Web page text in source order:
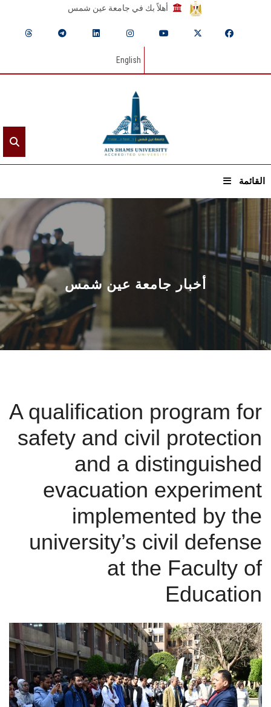
أهلاً بك في جامعة عين شمس
English
القائمة
الرئيسيـة
عن الجامعة
القطاعـات
الشئون الأكاديمية
البحث العلمي
المراكز والوحدات
الأنظمة الذكية
الطلاب
الخريجين
الموظفون
أخبار جامعة عين شمس
A qualification program for
safety and civil protection
and a distinguished
evacuation experiment
implemented by the
university’s civil defense
at the Faculty of
Education